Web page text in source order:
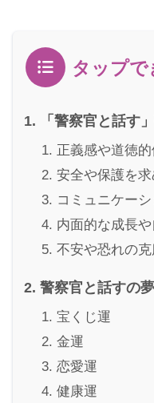
タップで
「警察官と話す
正義感や道徳
安全や保護を
コミュニケー
内面的な成長
不安や恐れの
警察官と話すの
宝くじ運
金運
恋愛運
健康運